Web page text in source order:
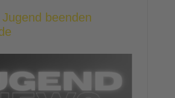
beenden